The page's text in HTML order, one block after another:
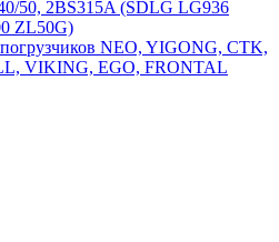
2BS315A (SDLG LG936
ZL50G)
NEO, YIGONG, CTK,
VIKING, EGO, FRONTAL